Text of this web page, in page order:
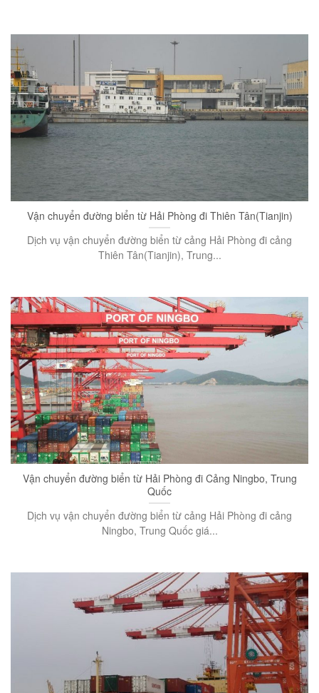
Vận chuyển đường biển từ Hải Phòng đi Thiên Tân(Tianjin)
Dịch vụ vận chuyển đường biển từ cảng Hải Phòng đi cảng
Thiên Tân(Tianjin), Trung...
Vận chuyển đường biển từ Hải Phòng đi Cảng Ningbo, Trung
Quốc
Dịch vụ vận chuyển đường biển từ cảng Hải Phòng đi cảng
Ningbo, Trung Quốc giá...